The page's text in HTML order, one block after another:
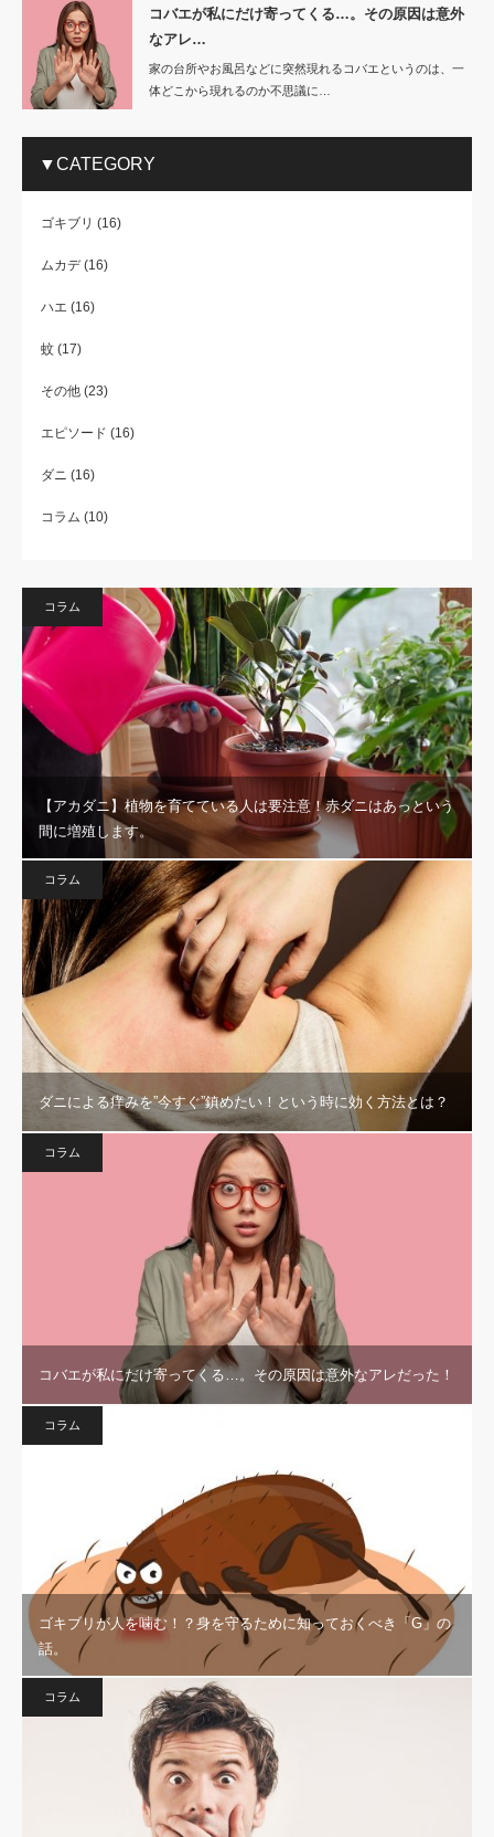
コバエが私にだけ寄ってくる…。その原因は意外
なアレ…
家の台所やお風呂などに突然現れるコバエというのは、一
体どこから現れるのか不思議に…
▼CATEGORY
ゴキブリ (16)
ムカデ(16)
ハエ (16)
蚊 (17)
その他 (23)
エピソード (16)
ダニ (16)
コラム (10)
コラム
【アカダニ】植物を育てている人は要注意！赤ダニはあっという
間に増殖します。
コラム
ダニによる痒みを”今すぐ”鎮めたい！という時に効く方法とは？
コラム
コバエが私にだけ寄ってくる…。その原因は意外なアレだった！
コラム
ゴキブリが人を噛む！？身を守るために知っておくべき「G」の
話。
コラム